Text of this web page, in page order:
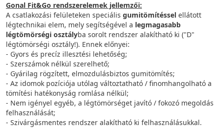
Gonal Fit&Go rendszerelemek jellemzői:
A csatlakozási felületeken speciális gumitömítéssel ellátott
légtechnikai elem, mely segítségével a legmagasabb
légtömörségi osztályba sorolt rendszer alakítható ki ("D"
légtömörségi osztály!). Ennek előnyei:
- Gyors és precíz illesztési lehetőség;
- Szerszámok nélkül szerelhető;
- Gyárilag rögzített, elmozdulásbiztos gumitömítés;
- Az idomok pozíciója utólag változtatható / finomhangolható a
tömítési hatékonyság romlása nélkül;
- Nem igényel egyéb, a légtömörséget javító / fokozó megoldás
felhasználását;
- Szivárgásmentes rendszer alakítható ki felhasználásukkal.